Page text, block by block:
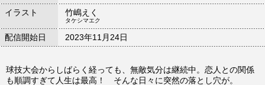
イラスト 竹嶋えく
タケシマエク
配信開始日 2023年11月24日
球技大会からしばらく経っても、無敵気分は継続中。恋人との関係
も順調すぎて人生は最高！ そんな日々に突然の落とし穴が。